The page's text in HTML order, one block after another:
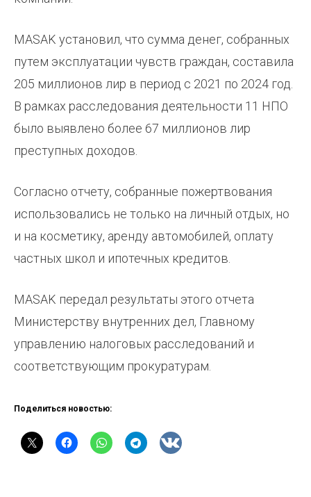
MASAK установил, что сумма денег, собранных
путем эксплуатации чувств граждан, составила
205 миллионов лир в период с 2021 по 2024 год.
В рамках расследования деятельности 11 НПО
было выявлено более 67 миллионов лир
преступных доходов.
Согласно отчету, собранные пожертвования
использовались не только на личный отдых, но
и на косметику, аренду автомобилей, оплату
частных школ и ипотечных кредитов.
MASAK передал результаты этого отчета
Министерству внутренних дел, Главному
управлению налоговых расследований и
соответствующим прокуратурам.
Поделиться новостью: